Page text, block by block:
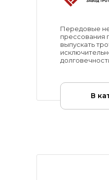
В
Передовые
прессования
выпускать